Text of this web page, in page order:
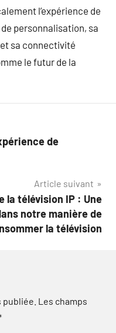
l’expérience de
personnalisation, sa
sa connectivité
le futur de la
de
Article suivant
la télévision IP : Une
notre manière de
la télévision
Les champs